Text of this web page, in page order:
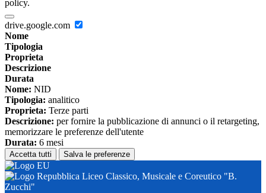
policy.
drive.google.com
Nome
Tipologia
Proprieta
Descrizione
Durata
Nome: NID
Tipologia: analitico
Proprieta: Terze parti
Descrizione: per fornire la pubblicazione di annunci o il retargeting,
memorizzare le preferenze dell'utente
Durata: 6 mesi
Accetta tutti Salva le preferenze
Liceo Classico, Musicale e Coreutico "B.
Zucchi"